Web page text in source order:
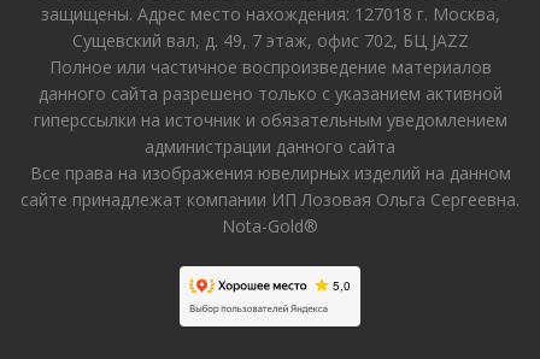
защищены. Адрес место нахождения: 127018 г. Москва,
Сущевский вал, д. 49, 7 этаж, офис 702, БЦ JAZZ
Полное или частичное воспроизведение материалов
данного сайта разрешено только с указанием активной
гиперссылки на источник и обязательным уведомлением
администрации данного сайта
Все права на изображения ювелирных изделий на данном
сайте принадлежат компании ИП Лозовая Ольга Сергеевна.
Nota-Gold®